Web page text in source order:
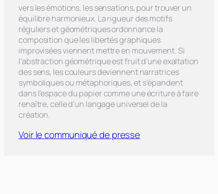
vers les émotions, les sensations, pour trouver un
équilibre harmonieux. La rigueur des motifs
réguliers et géométriques ordonnance la
composition que les libertés graphiques
improvisées viennent mettre en mouvement. Si
l’abstraction géométrique est fruit d’une exaltation
des sens, les couleurs deviennent narratrices
symboliques ou métaphoriques, et s’épandent
dans l’espace du papier comme une écriture à faire
renaître, celle d’un langage universel de la
création.
Voir le communiqué de presse